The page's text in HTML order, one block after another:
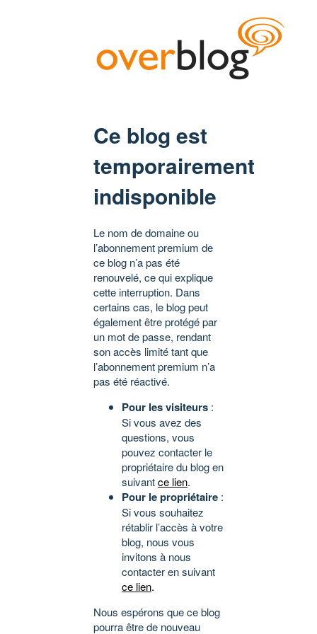
Ce blog est
temporairement
indisponible
Le nom de domaine ou
l’abonnement premium de
ce blog n’a pas été
renouvelé, ce qui explique
cette interruption. Dans
certains cas, le blog peut
également être protégé par
un mot de passe, rendant
son accès limité tant que
l’abonnement premium n’a
pas été réactivé.
Pour les visiteurs :
Si vous avez des
questions, vous
pouvez contacter le
propriétaire du blog en
suivantce lien.
Pour le propriétaire :
Si vous souhaitez
rétablir l’accès à votre
blog, nous vous
invitons à nous
contacter en suivant
ce lien.
Nous espérons que ce blog
pourra être de nouveau